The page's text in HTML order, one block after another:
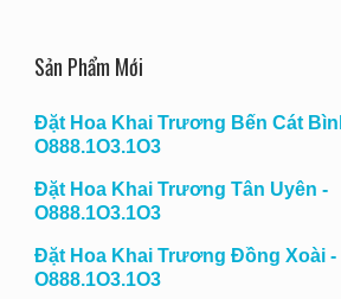
Sản Phẩm Mới
Đặt Hoa Khai Trương Bến Cát
O888.1O3.1O3
Đặt Hoa Khai Trương Tân Uyên -
O888.1O3.1O3
Đặt Hoa Khai Trương Đồng Xoài -
O888.1O3.1O3